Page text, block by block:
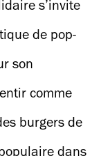
s’invite
de pop-
son
comme
burgers de